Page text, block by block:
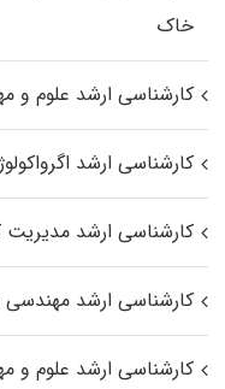
خاک
کارشناسی ارشد علوم و
کارشناسی ارشد
کارشناسی ارشد مدیریت
کارشناسی ارشد
کارشناسی ارشد علوم و